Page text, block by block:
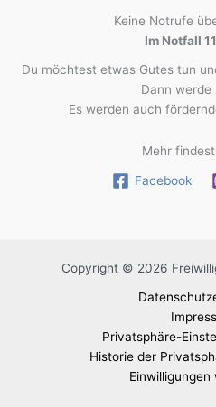
Keine Notrufe
Im Notfall
Du möchtest etwas Gutes tun
Dann werde
Es werden auch
Mehr
Facebook
Copyright © 2026
Privatsphäre-
Historie der
Einwilligungen